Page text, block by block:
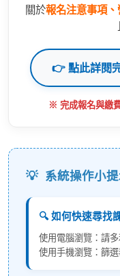
關於報名注意事項
👉 點此詳閱
※ 完成報名與繳
💡 系統操作小
🔍 如何快速尋找
使用電腦瀏覽：請
使用手機瀏覽：篩